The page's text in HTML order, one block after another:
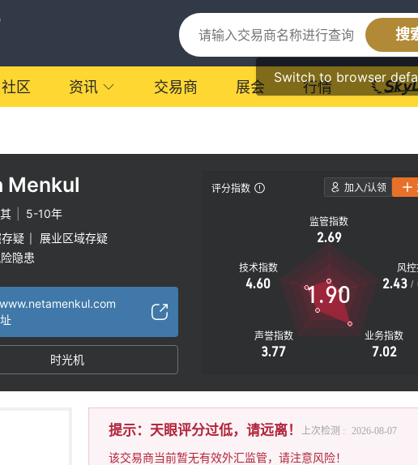
搜
Switch to browser
社区 资讯 交易商 展会 行情
Menkul
5-10年
疑
展业区域存疑
隐患
时光机
评分指数
监管指数
2.69
技术指数
4.60
声誉指数
3.77
业务指数
7.02
风
2.43 /
1.90
加入/认领
提示：天眼评分过低，请远离！ 上次检测 : 2026-08-07
该交易商当前暂无有效外汇监管，请注意风险！